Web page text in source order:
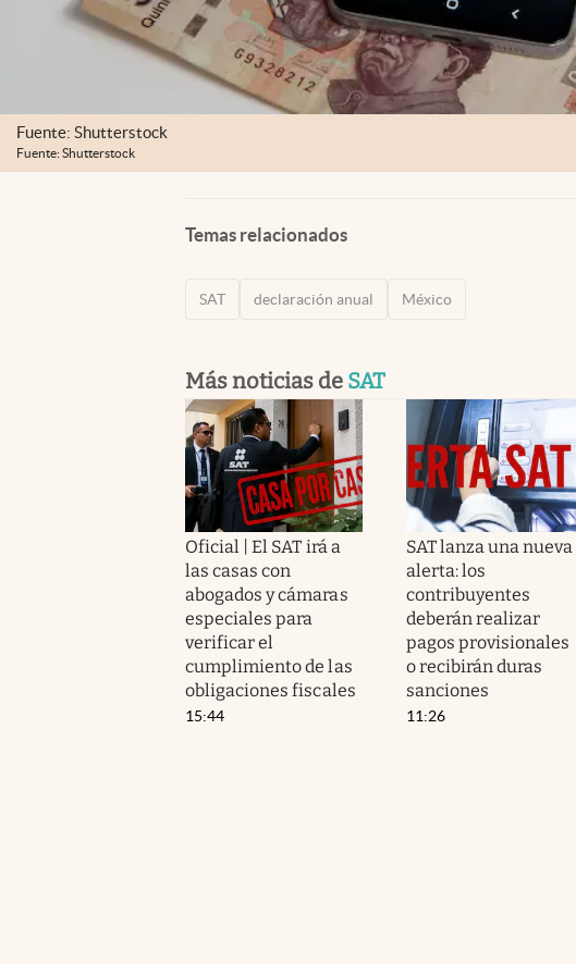
Fuente: Shutterstock
Fuente: Shutterstock
Temas relacionados
SAT declaración anual México
Más noticias de SAT
Oficial | El SAT irá a
las casas con
abogados y cámaras
especiales para
verificar el
cumplimiento de las
obligaciones fiscales
15:44
SAT lanza una nueva
alerta: los
contribuyentes
deberán realizar
pagos provisionales
o recibirán duras
sanciones
11:26